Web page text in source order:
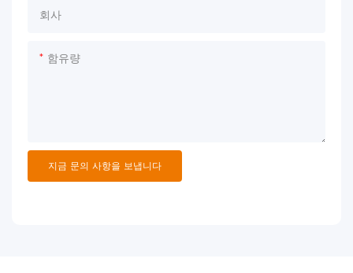
회사
함유량
지금 문의 사항을 보냅니다